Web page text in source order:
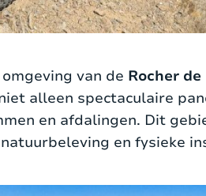
van de Rocher
alleen spectaculaire
en afdalingen. Dit
en fysieke